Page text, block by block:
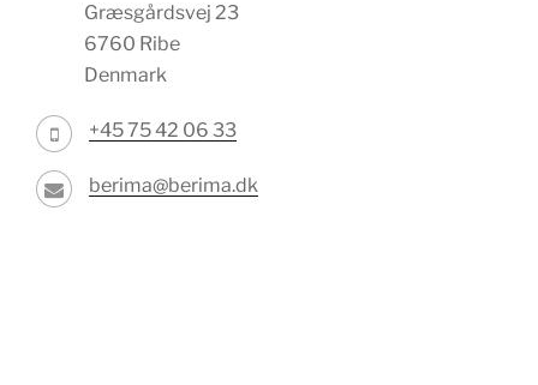
Græsgårdsvej 23
6760 Ribe
Denmark
+45 75 42 06 33
berima@berima.dk